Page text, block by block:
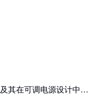
其在可调电源设计中的